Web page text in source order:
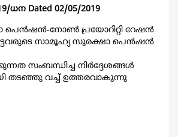
ധന Dated 02/05/2019
നോണ്‍ പ്രയോറിറ്റി റേഷന്‍
സാമൂഹ്യ സുരക്ഷാ പെന്‍ഷന്‍
സംബന്ധിച്ച നിര്‍ദ്ദേശങ്ങള്‍
തടഞ്ഞു വച്ച് ഉത്തരവാകുന്നു